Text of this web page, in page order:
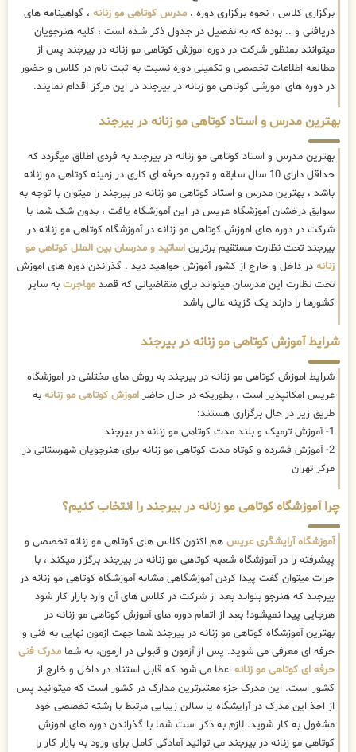
برگزاری کلاس ، نحوه برگزاری دوره ، مدرس کوتاهی مو زنانه ، گواهینامه های
دریافتی و .. بوده که به تفصیل در جدول ذکر شده است ، کلیه هنرجویان
میتوانند بمنظور شرکت در دوره اموزش کوتاهی مو زنانه در بیرجند پس از
مطالعه اطلاعات تخصصی و تکمیلی دوره نسبت به ثبت نام در کلاس و حضور
در دوره های اموزشی کوتاهی مو زنانه در بیرجند در این مرکز اقدام نمایند.
بهترین مدرس و استاد کوتاهی مو زنانه در بیرجند
بهترین مدرس و استاد کوتاهی مو زنانه در بیرجند به فردی اطلاق میگردد که
حداقل دارای 10 سال سابقه و تجربه حرفه ای کاری در زمینه کوتاهی مو زنانه
باشد ، بهترین مدرس و استاد کوتاهی مو زنانه در بیرجند را میتوان با توجه به
سوابق درخشان آموزشگاه عریس در این آموزشگاه یافت ، بدون شک شما با
شرکت در دوره های اموزش کوتاهی مو زنانه در آموزشگاه کوتاهی مو زنانه در
بیرجند تحت نظارت مستقیم برترین اساتید و مدرسان بین الملل کوتاهی مو
زنانه در داخل و خارج از کشور آموزش خواهید دید . گذراندن دوره های اموزش
تحت نظارت این مدرسان میتواند برای متقاضیانی که قصد مهاجرت به سایر
کشورها را دارند یک گزینه عالی باشد
شرایط آموزش کوتاهی مو زنانه در بیرجند
شرایط اموزش کوتاهی مو زنانه در بیرجند به روش های مختلفی در اموزشگاه
عریس امکانپذیر است ، بطوریکه در حال حاضر اموزش کوتاهی مو زنانه به
طریق زیر در حال برگزاری هستند:
1- آموزش ترمیک و بلند مدت کوتاهی مو زنانه در بیرجند
2- آموزش فشرده و کوتاه مدت کوتاهی مو زنانه برای هنرجویان شهرستانی در
مرکز تهران
چرا آموزشگاه کوتاهی مو زنانه در بیرجند را انتخاب کنیم؟
آموزشگاه آرایشگری عریس هم اکنون کلاس های کوتاهی مو زنانه تخصصی و
پیشرفته را در آموزشگاه شعبه کوتاهی مو زنانه در بیرجند برگزار میکند ، با
جرات میتوان گفت پیدا کردن آموزشگاهی مشابه آموزشگاه کوتاهی مو زنانه در
بیرجند که هنرجو بتواند بعد از شرکت در کلاس های آن وارد بازار کار شود
هرجایی پیدا نمیشود! بعد از اتمام دوره های آموزش کوتاهی مو زنانه در
بهترین آموزشگاه کوتاهی مو زنانه در بیرجند شما جهت ازمون نهایی به فنی و
حرفه ای معرفی می شوید. پس از آزمون و قبولی در ازمون، به شما مدرک فنی
حرفه ای کوتاهی مو زنانه اعطا می شود که قابل استناد در داخل و خارج از
کشور است. این مدرک جزء معتبرترین مدارک در کشور است که میتوانید پس
از اخذ این مدرک در آرایشگاه یا سالن زیبایی مرتبط با رشته تخصصی خود
مشغول به کار شوید. لازم به ذکر است شما با گذراندن دوره های اموزش
کوتاهی مو زنانه در بیرجند می توانید آمادگی کامل برای ورود به بازار کار را